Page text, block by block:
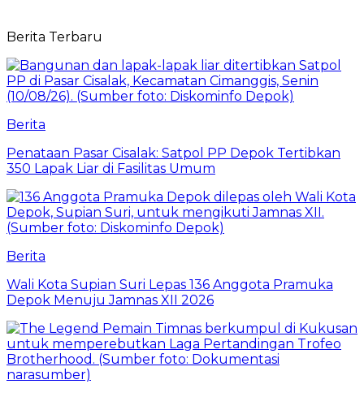
Berita Terbaru
Berita
Penataan Pasar Cisalak: Satpol PP Depok Tertibkan
350 Lapak Liar di Fasilitas Umum
Berita
Wali Kota Supian Suri Lepas 136 Anggota Pramuka
Depok Menuju Jamnas XII 2026